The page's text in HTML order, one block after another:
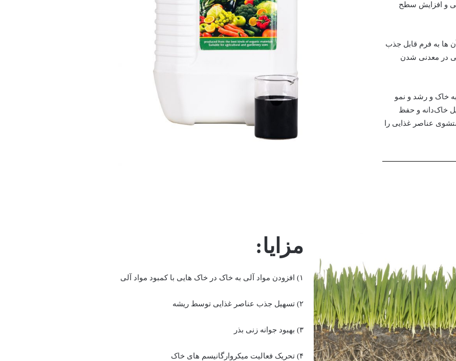
و افزایش سطح
ها به فرم قابل جذب
در معدنی شدن
خاک و رشد و نمو
خاک‌دانه و حفظ
عناصر غذایی را
مزایا:
۱) افزودن مواد آلی به خاک در خاک هایی با کمبود مواد آلی
۲) تسهیل جذب عناصر غذایی توسط ریشه
۳) بهبود جوانه زنی بذر
۴) تحریک فعالیت میکروارگانیسم های خاک